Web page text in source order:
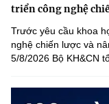
triển công nghệ
Trước yêu cầu khoa
nghệ chiến lược và
5/8/2026 Bộ KH&CN